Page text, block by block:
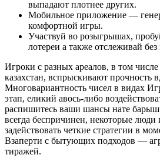
выпадают плотнее других.
Мобильное приложение —
комфортной игры.
Участвуй во розыгрышах,
лотереи а также отслеживай
Игроки с разных ареалов, в том
казахстан, вспрыскивают прочность
Многовариантность чисел в видах
этап, еликий авось-либо
распишитесь ваши шансы нате
всегда беспричинен, некоторые
задействовать четкие стратегии в
Взаперти с бытующих подходов —
тиражей.